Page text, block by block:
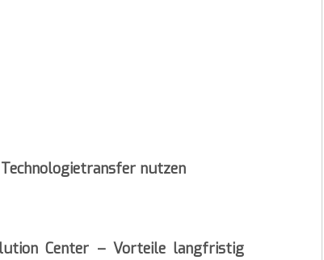
nutzen
Center – Vorteile langfristig